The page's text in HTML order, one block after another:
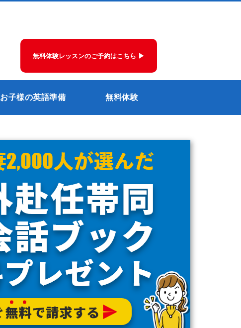
無料体験レッスンのご予約はこちら ▶
お子様の英語準備 無料体験